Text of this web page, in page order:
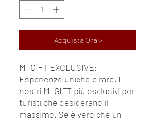
Acquista Ora >
MI GIFT EXCLUSIVE:
Esperienze uniche e rare. I
nostri MI GIFT più esclusivi per
turisti che desiderano il
massimo. Se è vero che un